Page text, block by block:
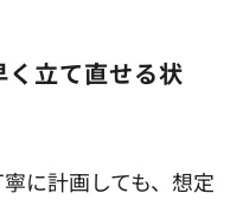
に計画しても、想定